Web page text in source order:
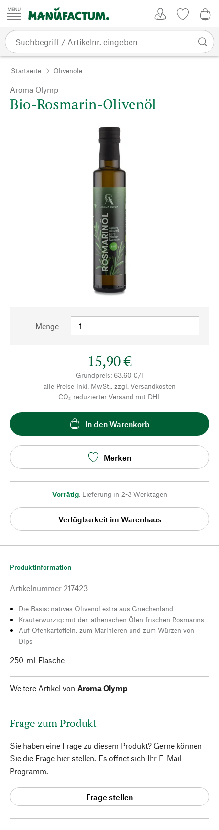
Zum Inhalt springen
Startseite Olivenöle
Aroma Olymp
Bio-Rosmarin-Olivenöl
Menge
15,90 €
Grundpreis: 63,60 €/l
alle Preise inkl. MwSt., zzgl. Versandkosten
CO₂-reduzierter Versand mit DHL
In den Warenkorb
Merken
Vorrätig, Lieferung in 2-3 Werktagen
Verfügbarkeit im Warenhaus
Produktinformation
Artikelnummer 217423
Die Basis: natives Olivenöl extra aus Griechenland
Kräuterwürzig: mit den ätherischen Ölen frischen Rosmarins
Auf Ofenkartoffeln, zum Marinieren und zum Würzen von
Dips
250-ml-Flasche
Weitere Artikel von Aroma Olymp
Frage zum Produkt
Sie haben eine Frage zu diesem Produkt? Gerne können
Sie die Frage hier stellen. Es öffnet sich Ihr E-Mail-
Programm.
Frage stellen